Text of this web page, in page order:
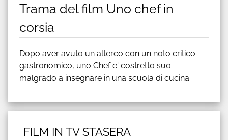
Trama del film Uno chef in
corsia
Dopo aver avuto un alterco con un noto critico
gastronomico, uno Chef e' costretto suo
malgrado a insegnare in una scuola di cucina.
FILM IN TV STASERA